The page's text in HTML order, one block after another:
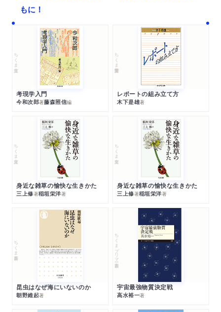
もに！
ちくま文庫
考現学入門
今和次郎著藤森照信編
ちくま学芸文庫
レポートの組み立て方
木下是雄著
ちくま文庫
身近な雑草の愉快な生きかた
三上修著稲垣栄洋著
ちくま文庫
身近な雑草の愉快な生きかた
三上修著稲垣栄洋著
ちくま新書
昆虫はなぜ海にいないのか
朝野維起著
ちくまプリマー新書
宇宙最強物質決定戦
高水裕一著